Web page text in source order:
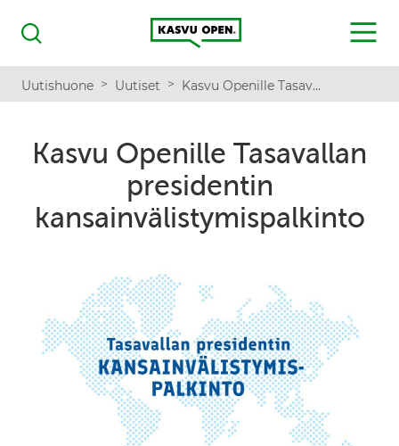
Haku
Kasvu Open
MENU
Uutishuone > Uutiset > Kasvu Openille Tasavallan presidentin kansainvälistymispalkinto
Kasvu Openille Tasavallan
presidentin
kansainvälistymispalkinto